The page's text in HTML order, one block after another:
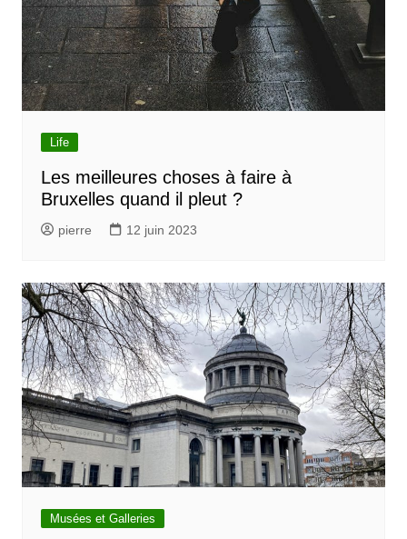
Life
Les meilleures choses à faire à
Bruxelles quand il pleut ?
pierre 12 juin 2023
Musées et Galleries